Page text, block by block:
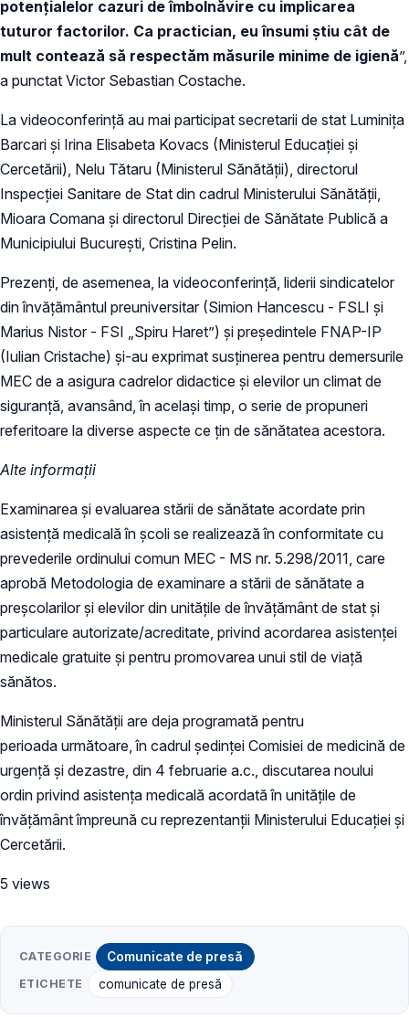
potențialelor cazuri de îmbolnăvire cu implicarea
tuturor factorilor. Ca practician, eu însumi știu cât de
mult contează să respectăm măsurile minime de igienă”,
a punctat Victor Sebastian Costache.
La videoconferință au mai participat secretarii de stat Luminița
Barcari și Irina Elisabeta Kovacs (Ministerul Educației și
Cercetării), Nelu Tătaru (Ministerul Sănătății), directorul
Inspecției Sanitare de Stat din cadrul Ministerului Sănătății,
Mioara Comana și directorul Direcției de Sănătate Publică a
Municipiului București, Cristina Pelin.
Prezenți, de asemenea, la videoconferință, liderii sindicatelor
din învățământul preuniversitar (Simion Hancescu - FSLI și
Marius Nistor - FSI „Spiru Haret”) și președintele FNAP-IP
(Iulian Cristache) și-au exprimat susținerea pentru demersurile
MEC de a asigura cadrelor didactice și elevilor un climat de
siguranță, avansând, în același timp, o serie de propuneri
referitoare la diverse aspecte ce țin de sănătatea acestora.
Alte informații
Examinarea şi evaluarea stării de sănătate acordate prin
asistență medicală în școli se realizează în conformitate cu
prevederile ordinului comun MEC - MS nr. 5.298/2011, care
aprobă Metodologia de examinare a stării de sănătate a
preșcolarilor şi elevilor din unitățile de învățământ de stat şi
particulare autorizate/acreditate, privind acordarea asistenței
medicale gratuite şi pentru promovarea unui stil de viață
sănătos.
Ministerul Sănătății are deja programată pentru
perioada următoare, în cadrul ședinței Comisiei de medicină de
urgență și dezastre, din 4 februarie a.c., discutarea noului
ordin privind asistența medicală acordată în unitățile de
învățământ împreună cu reprezentanții Ministerului Educației și
Cercetării.
5 views
CATEGORIE Comunicate de presă
ETICHETE comunicate de presă